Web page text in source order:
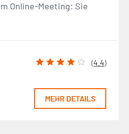
Online-Meeting: Sie
(4.4)
MEHR DETAILS